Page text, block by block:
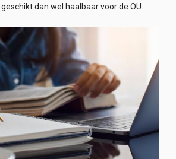
dan wel haalbaar voor de OU.